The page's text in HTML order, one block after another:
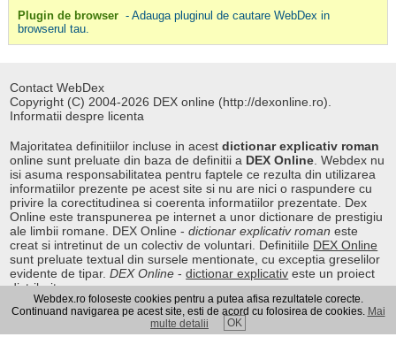
Plugin de browser - Adauga pluginul de cautare WebDex in
browserul tau.
Contact WebDex
Copyright (C) 2004-2026 DEX online (http://dexonline.ro).
Informatii despre licenta
Majoritatea definitiilor incluse in acestdictionar explicativ roman
online sunt preluate din baza de definitii a DEX Online . Webdex nu
isi asuma responsabilitatea pentru faptele ce rezulta din utilizarea
informatiilor prezente pe acest site si nu are nici o raspundere cu
privire la corectitudinea si coerenta informatiilor prezentate. Dex
Online este transpunerea pe internet a unor dictionare de prestigiu
ale limbii romane. DEX Online -dictionar explicativ roman este
creat si intretinut de un colectiv de voluntari. Definitiile DEX Online
sunt preluate textual din sursele mentionate, cu exceptia greselilor
evidente de tipar.DEX Online -dictionar explicativ este un proiect
distribuit.
|Pret fier vechi
Webdex.ro foloseste cookies pentru a putea afisa rezultatele corecte.
Continuand navigarea pe acest site, esti de acord cu folosirea de cookies. Mai
multe detalii
OK